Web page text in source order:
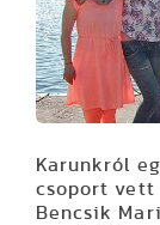
Karunkról
csoport vett
Bencsik